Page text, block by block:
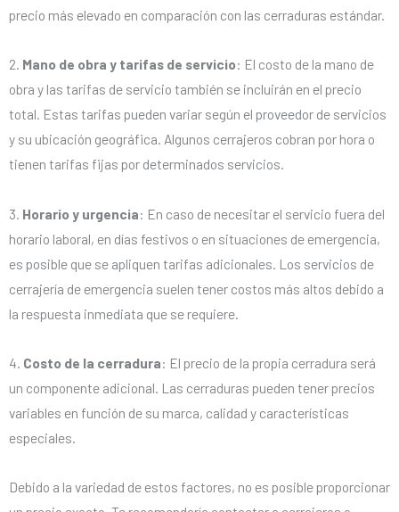
precio más elevado en comparación con las cerraduras estándar.
2. Mano de obra y tarifas de servicio: El costo de la mano de
obra y las tarifas de servicio también se incluirán en el precio
total. Estas tarifas pueden variar según el proveedor de servicios
y su ubicación geográfica. Algunos cerrajeros cobran por hora o
tienen tarifas fijas por determinados servicios.
3. Horario y urgencia: En caso de necesitar el servicio fuera del
horario laboral, en días festivos o en situaciones de emergencia,
es posible que se apliquen tarifas adicionales. Los servicios de
cerrajería de emergencia suelen tener costos más altos debido a
la respuesta inmediata que se requiere.
4. Costo de la cerradura: El precio de la propia cerradura será
un componente adicional. Las cerraduras pueden tener precios
variables en función de su marca, calidad y características
especiales.
Debido a la variedad de estos factores, no es posible proporcionar